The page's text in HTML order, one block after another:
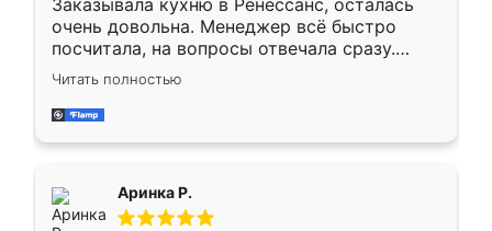
Заказывала кухню в Ренессанс, осталась
очень довольна. Менеджер всё быстро
посчитала, на вопросы отвечала сразу.
Замерщик приехал в субботу, подошёл к
делу со всей ответственностью. Собрали
за день, ребята работали аккуратно, даже
Читать полностью
Аринка Р.